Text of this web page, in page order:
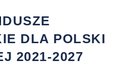
DLA POLSKI
2021-2027